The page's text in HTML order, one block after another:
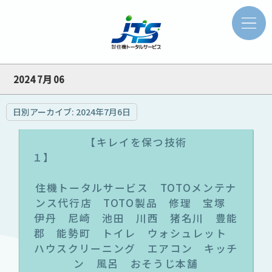
2024 7月 06
日別アーカイブ: 2024年7月6日
【キレイを保つ技術
１
住機トータルサービス TOTOメンテナ
ンス代行店 TOTO製品 修理 宝塚
伊丹 尼崎 池田 川西 猪名川 豊能
郡 能勢町 トイレ ウォシュレット
ハウスクリーニング エアコン キッチ
ン 風呂 おそうじ本舗